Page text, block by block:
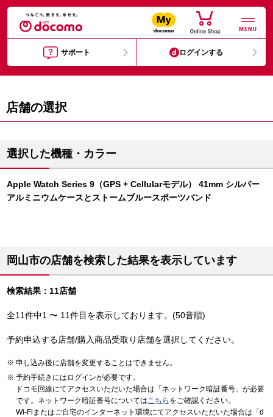
MENU
サポート ログインする
店舗の選択
選択した機種・カラー
Apple Watch Series 9（GPS + Cellularモデル） 41mm シルバー
アルミニウムケースとストームブルースポーツバンド
岡山市の店舗を検索した結果を表示しています
検索結果：11店舗
全11件中1 〜 11件目を表示しております。(50音順)
予約申込する店舗/購入商品受取り店舗を選択してください。
申し込み後に店舗を変更することはできません。
予約手続きにはログインが必要です。
ドコモ回線にてアクセスいただいた場合は「ネットワーク暗証番号」が必要
です。ネットワーク暗証番号についてはこちら をご確認ください。
Wi-Fiまたはご自宅のインターネット環境にてアクセスいただいた場合は「d